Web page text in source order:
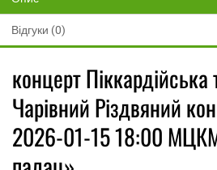
Відгуки (0)
концерт Піккардійська
Чарівний Різдвяний
2026-01-15 18:00